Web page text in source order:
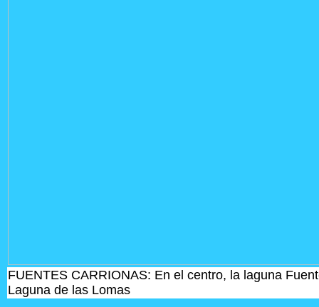
FUENTES CARRIONAS: En el centro, la laguna
Laguna de las Lomas